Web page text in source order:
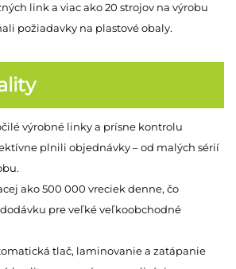
link a viac ako 20 strojov na výrobu
požiadavky na plastové obaly.
výrobné linky a prísne kontrolu
plnili objednávky – od malých sérií
ako 500 000 vreciek denne, čo
pre veľké veľkoobchodné
tlač, laminovanie a zatápanie